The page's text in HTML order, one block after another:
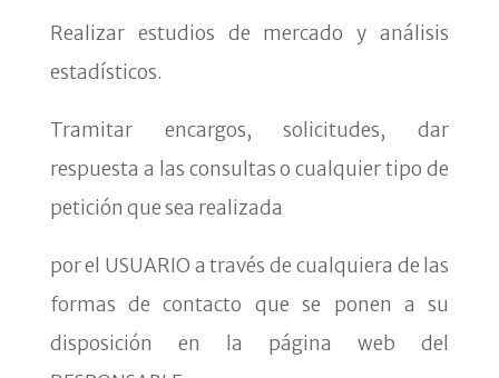
Realizar estudios de mercado y análisis
estadísticos.
Tramitar encargos, solicitudes, dar
respuesta a las consultas o cualquier tipo de
petición que sea realizada
por el USUARIO a través de cualquiera de las
formas de contacto que se ponen a su
disposición en la página web del